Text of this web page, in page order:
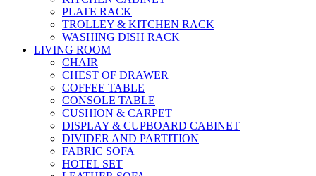
PLATE RACK
TROLLEY & KITCHEN RACK
WASHING DISH RACK
LIVING ROOM
CHAIR
CHEST OF DRAWER
COFFEE TABLE
CONSOLE TABLE
CUSHION & CARPET
DISPLAY & CUPBOARD CABINET
DIVIDER AND PARTITION
FABRIC SOFA
HOTEL SET